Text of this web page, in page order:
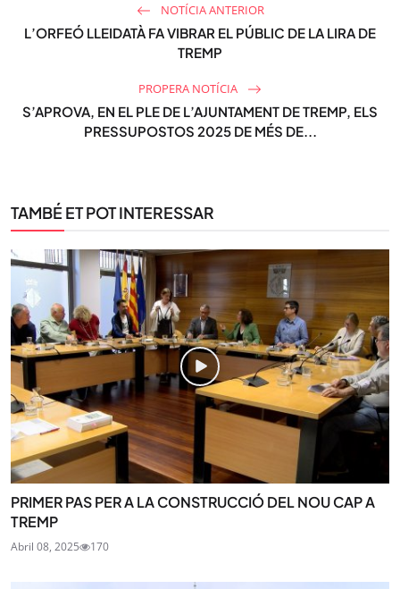
NOTÍCIA ANTERIOR
L’ORFEÓ LLEIDATÀ FA VIBRAR EL PÚBLIC DE LA LIRA DE
TREMP
PROPERA NOTÍCIA
S’APROVA, EN EL PLE DE L’AJUNTAMENT DE TREMP, ELS
PRESSUPOSTOS 2025 DE MÉS DE...
TAMBÉ ET POT INTERESSAR
PRIMER PAS PER A LA CONSTRUCCIÓ DEL NOU CAP A
TREMP
Abril 08, 2025 170